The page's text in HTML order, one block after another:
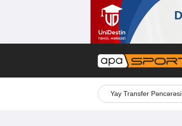
Yay Transfer Pəncərəsi